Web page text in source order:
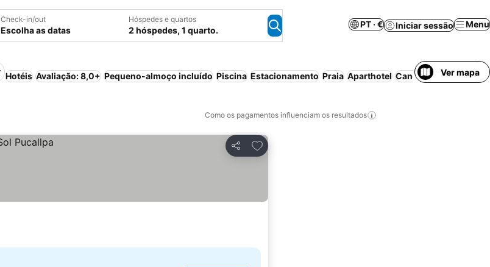
Check-in/out
Escolha as datas
Hóspedes e quartos
2 hóspedes, 1 quarto.
PT · € Iniciar sessão Menu
Hotéis Avaliação: 8,0+ Pequeno-almoço incluído Piscina Estacionamento Praia Aparthotel CancelamentoVer mapa
Como os pagamentos influenciam os resultados
Partilhar
Adicionar aos favoritos